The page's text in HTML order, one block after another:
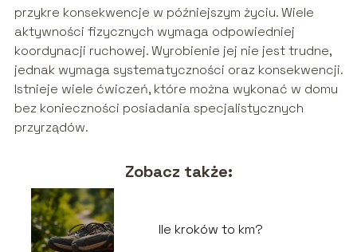
przykre konsekwencje w późniejszym życiu. Wiele
aktywności fizycznych wymaga odpowiedniej
koordynacji ruchowej. Wyrobienie jej nie jest trudne,
jednak wymaga systematyczności oraz konsekwencji.
Istnieje wiele ćwiczeń, które można wykonać w domu
bez konieczności posiadania specjalistycznych
przyrządów.
Zobacz także:
Ile kroków to km?